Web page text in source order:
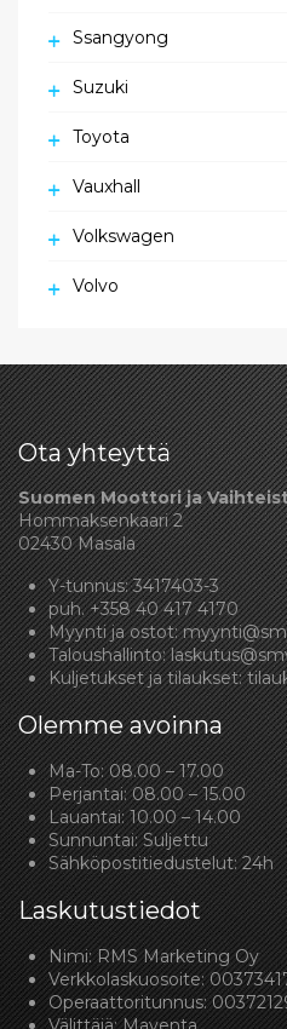
Ssangyong
Suzuki
Toyota
Vauxhall
Volkswagen
Volvo
Ota yhteyttä
Suomen Moottori ja
Hommaksenkaari 2
02430 Masala
Y-tunnus: 3417403-3
puh.+358 40 417 4170
Myynti ja ostot:
Taloushallinto:
Kuljetukset ja tilaukset:
Olemme avoinna
Ma-To: 08.00 – 17.00
Perjantai: 08.00 – 15.00
Lauantai: 10.00 – 14.00
Sunnuntai: Suljettu
Sähköpostitiedustelut: 24h
Laskutustiedot
Nimi: RMS Marketing Oy
Verkkolaskuosoite:
Operaattoritunnus: